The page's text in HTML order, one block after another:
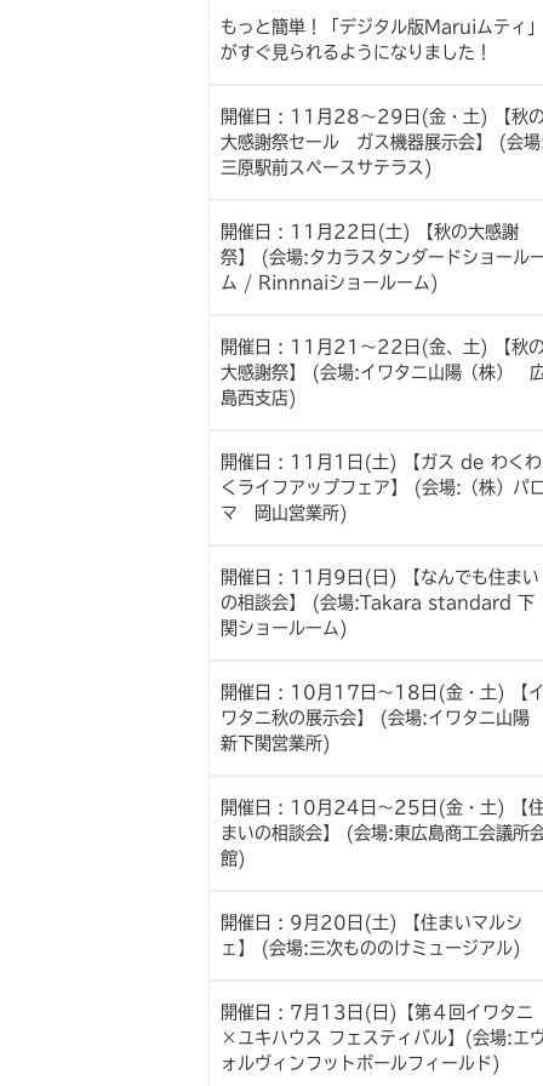
もっと簡単！「デジタル版Maruiムティ」
がすぐ見られるようになりました！
開催日 : 11月28～29日(金・土) 【秋の
大感謝祭セール ガス機器展示会】 (会場
三原駅前スペースサテラス)
開催日 : 11月22日(土) 【秋の大感謝
祭】 (会場:タカラスタンダードショール
ム / Rinnnaiショールーム)
開催日 : 11月21～22日(金、土) 【秋の
大感謝祭】 (会場:イワタニ山陽（株）
島西支店)
開催日 : 11月1日(土) 【ガス de わくわ
くライフアップフェア】 (会場:（株）パロ
マ 岡山営業所)
開催日 : 11月9日(日) 【なんでも住まい
の相談会】 (会場:Takara standard 下
関ショールーム)
開催日 : 10月17日～18日(金・土) 【イ
ワタニ秋の展示会】 (会場:イワタニ山陽
新下関営業所)
開催日 : 10月24日～25日(金・土) 【
まいの相談会】 (会場:東広島商工会議所
館)
開催日 : 9月20日(土) 【住まいマルシ
ェ】 (会場:三次もののけミュージアル)
開催日 : 7月13日(日)【第４回イワタニ
×ユキハウス フェスティバル】(会場:エヴ
ォルヴィンフットボールフィールド)